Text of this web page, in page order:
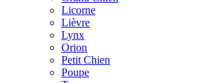
Licorne
Lièvre
Lynx
Orion
Petit Chien
Poupe